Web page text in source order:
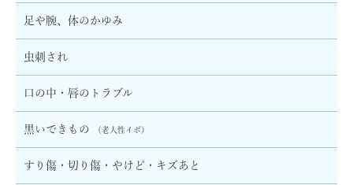
足や腕、体のかゆみ
虫刺され
口の中・唇のトラブル
黒いできもの （老人性イボ）
すり傷・切り傷・やけど・キズあと